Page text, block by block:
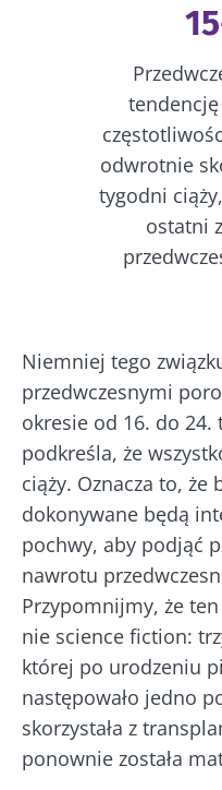
odwrotnie
tygodni
ostatni
Niemniej tego
przedwczesnymi
okresie od 16. do 24.
podkreśla, że
ciąży. Oznacza to, że
dokonywane będą
pochwy, aby podjąć
nawrotu
Przypomnijmy, że
nie science fiction:
której po urodzeniu
następowało jedno
skorzystała z
ponownie została